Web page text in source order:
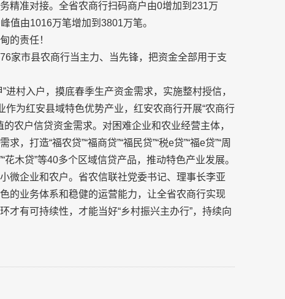
精准对接。全省农商行扫码商户由0增加到231万
值由1016万笔增加到3801万笔。
的责任！
家市县农商行当主力、当先锋，把资金全部用于支
村入户，摸底春季生产资金需求，实施整村授信，
作为红安县域特色优势产业，红安农商行开展“农商行
农户信贷资金需求。对困难企业和农业经营主体，
打造“福农贷”“福商贷”“福民贷”“税e贷”“福e贷”“周
花木贷”等40多个区域信贷产品，推动特色产业发展。
微企业和农户。省农信联社党委书记、理事长李亚
的业务体系和稳健的运营能力，让全省农商行实现
才有可持续性，才能当好“乡村振兴主办行”，持续向